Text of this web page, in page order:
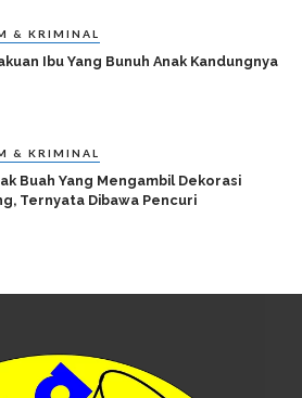
& KRIMINAL
Ibu Yang Bunuh Anak Kandungnya
& KRIMINAL
Buah Yang Mengambil Dekorasi
Ternyata Dibawa Pencuri